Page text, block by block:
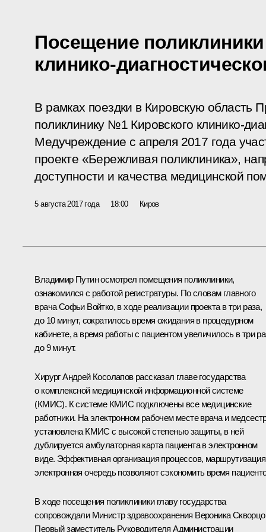
Посещение
клинико-
В рамках поездки в Кировскую область
поликлинику №1 Кировского клинико-
Медучреждение с апреля 2017 года
проекте «Бережливая поликлиника»,
доступности и качества медицинской
5 августа 2017 года 18:00 Киров
Владимир Путин осмотрел помещения поликлиники,
ознакомился с работой регистратуры. По словам главного
врача Софьи Войтко, в ходе реализации проекта в три раза,
до 10 минут, сократилось время ожидания в процедурном
кабинете, а время работы с пациентом увеличилось в три
до 9 минут.
Хирург Андрей Косолапов рассказал главе государства
о комплексной медицинской информационной системе
(КМИС). К системе КМИС подключены все медицинские
работники. На электронном рабочем месте врача и
установлена КМИС с высокой степенью защиты, в ней
дублируется амбулаторная карта пациента в электронном
виде. Эффективная организация процессов,
электронная очередь позволяют сэкономить время
В ходе посещения поликлиники главу государства
сопровождали Министр здравоохранения Вероника
Первый заместитель Руководителя Администрации